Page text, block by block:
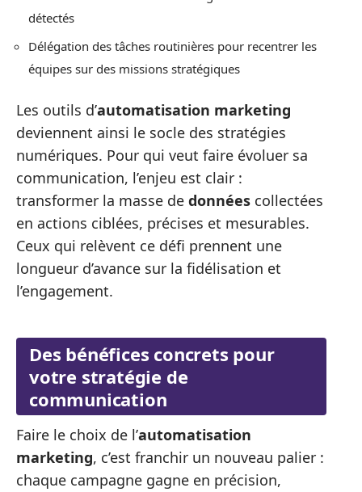
détectés
Délégation des tâches routinières pour recentrer les
équipes sur des missions stratégiques
Les outils d’automatisation marketing
deviennent ainsi le socle des stratégies
numériques. Pour qui veut faire évoluer sa
communication, l’enjeu est clair :
transformer la masse de données collectées
en actions ciblées, précises et mesurables.
Ceux qui relèvent ce défi prennent une
longueur d’avance sur la fidélisation et
l’engagement.
Des bénéfices concrets pour
votre stratégie de
communication
Faire le choix de l’automatisation
marketing, c’est franchir un nouveau palier :
chaque campagne gagne en précision,